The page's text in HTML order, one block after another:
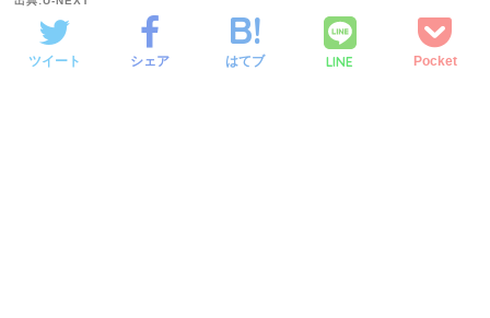
ツイート シェア はてブ LINE Pocket